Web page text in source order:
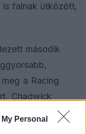
Personal
is falnak ütközött,
második
a Racing
Chadwick
között.